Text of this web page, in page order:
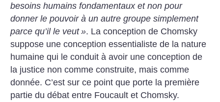
besoins humains fondamentaux et non pour
donner le pouvoir à un autre groupe simplement
parce qu’il le veut ». La conception de Chomsky
suppose une conception essentialiste de la nature
humaine qui le conduit à avoir une conception de
la justice non comme construite, mais comme
donnée. C’est sur ce point que porte la première
partie du débat entre Foucault et Chomsky.